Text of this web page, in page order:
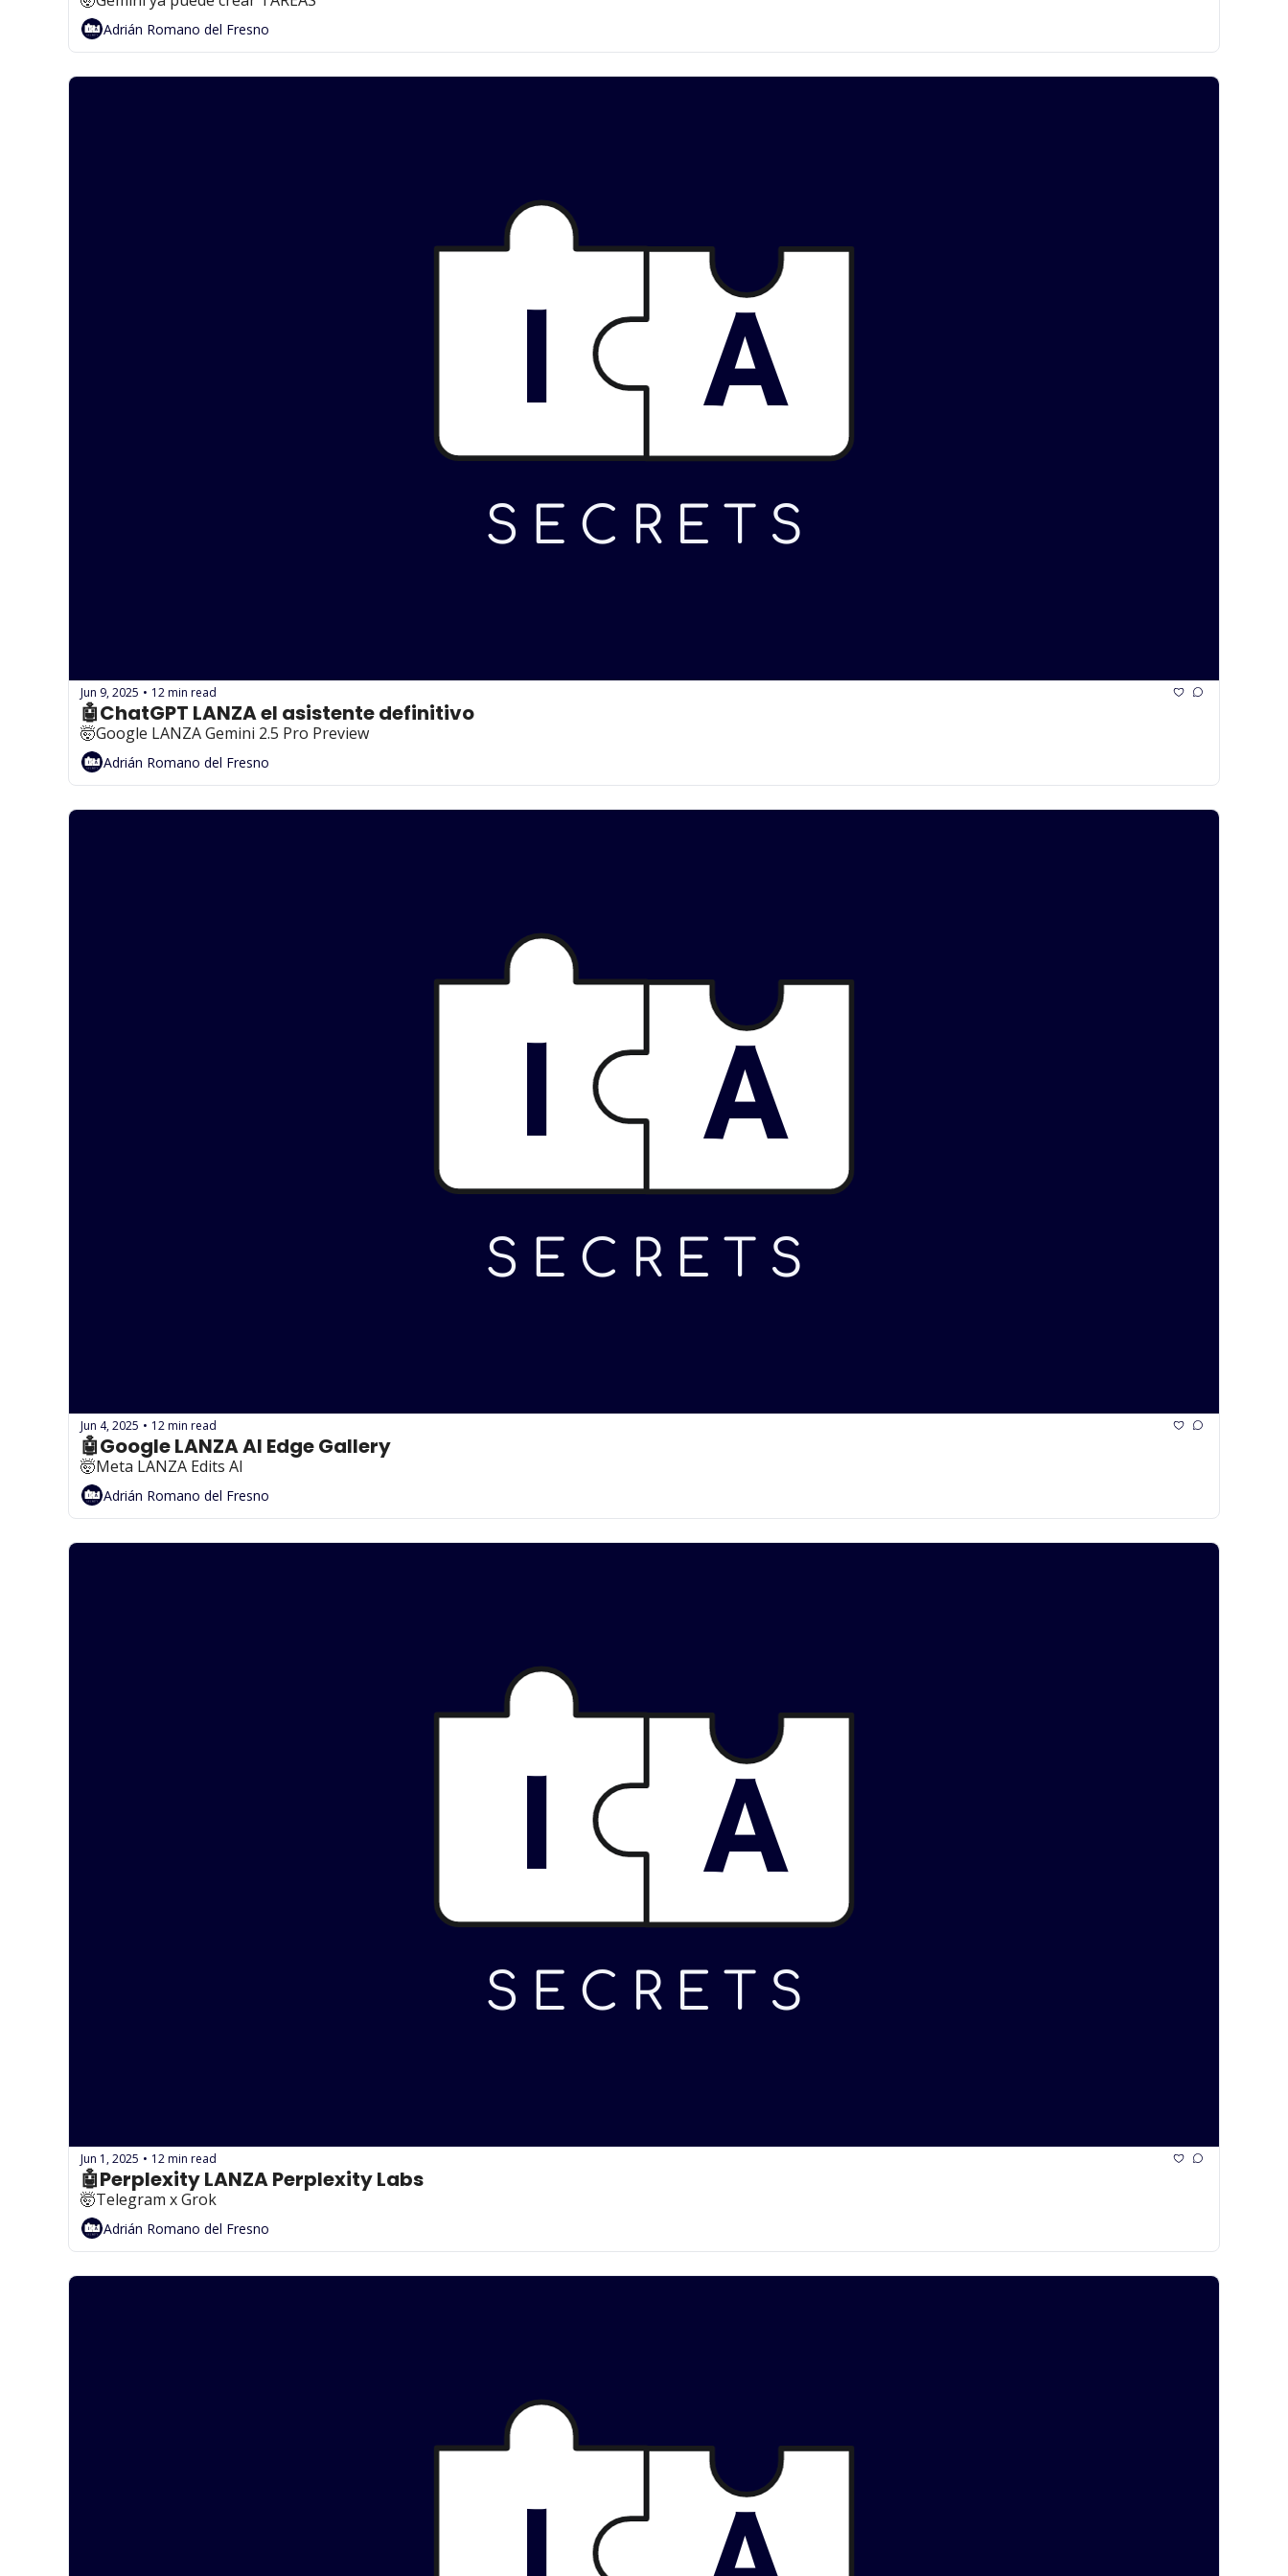
Adrián Romano del Fresno
Jun 9, 2025 • 12 min read
🤖ChatGPT LANZA el asistente definitivo
🤯Google LANZA Gemini 2.5 Pro Preview
Adrián Romano del Fresno
Jun 4, 2025 • 12 min read
🤖Google LANZA AI Edge Gallery
🤯Meta LANZA Edits AI
Adrián Romano del Fresno
Jun 1, 2025 • 12 min read
🤖Perplexity LANZA Perplexity Labs
🤯Telegram x Grok
Adrián Romano del Fresno